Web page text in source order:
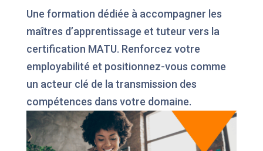
Une formation dédiée à accompagner les
maîtres d’apprentissage et tuteur vers la
certification MATU. Renforcez votre
employabilité et positionnez-vous comme
un acteur clé de la transmission des
compétences dans votre domaine.